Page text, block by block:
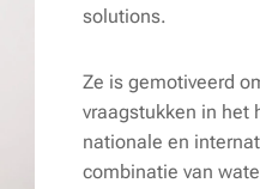
solutions.
Ze is gemotiveerd
vraagstukken in het
nationale en
combinatie van